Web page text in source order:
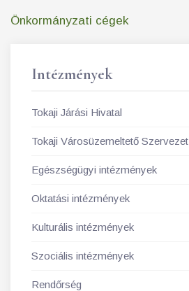
Önkormányzati cégek
Intézmények
Tokaji Járási Hivatal
Tokaji Városüzemeltető Szervezet
Egészségügyi intézmények
Oktatási intézmények
Kulturális intézmények
Szociális intézmények
Rendőrség